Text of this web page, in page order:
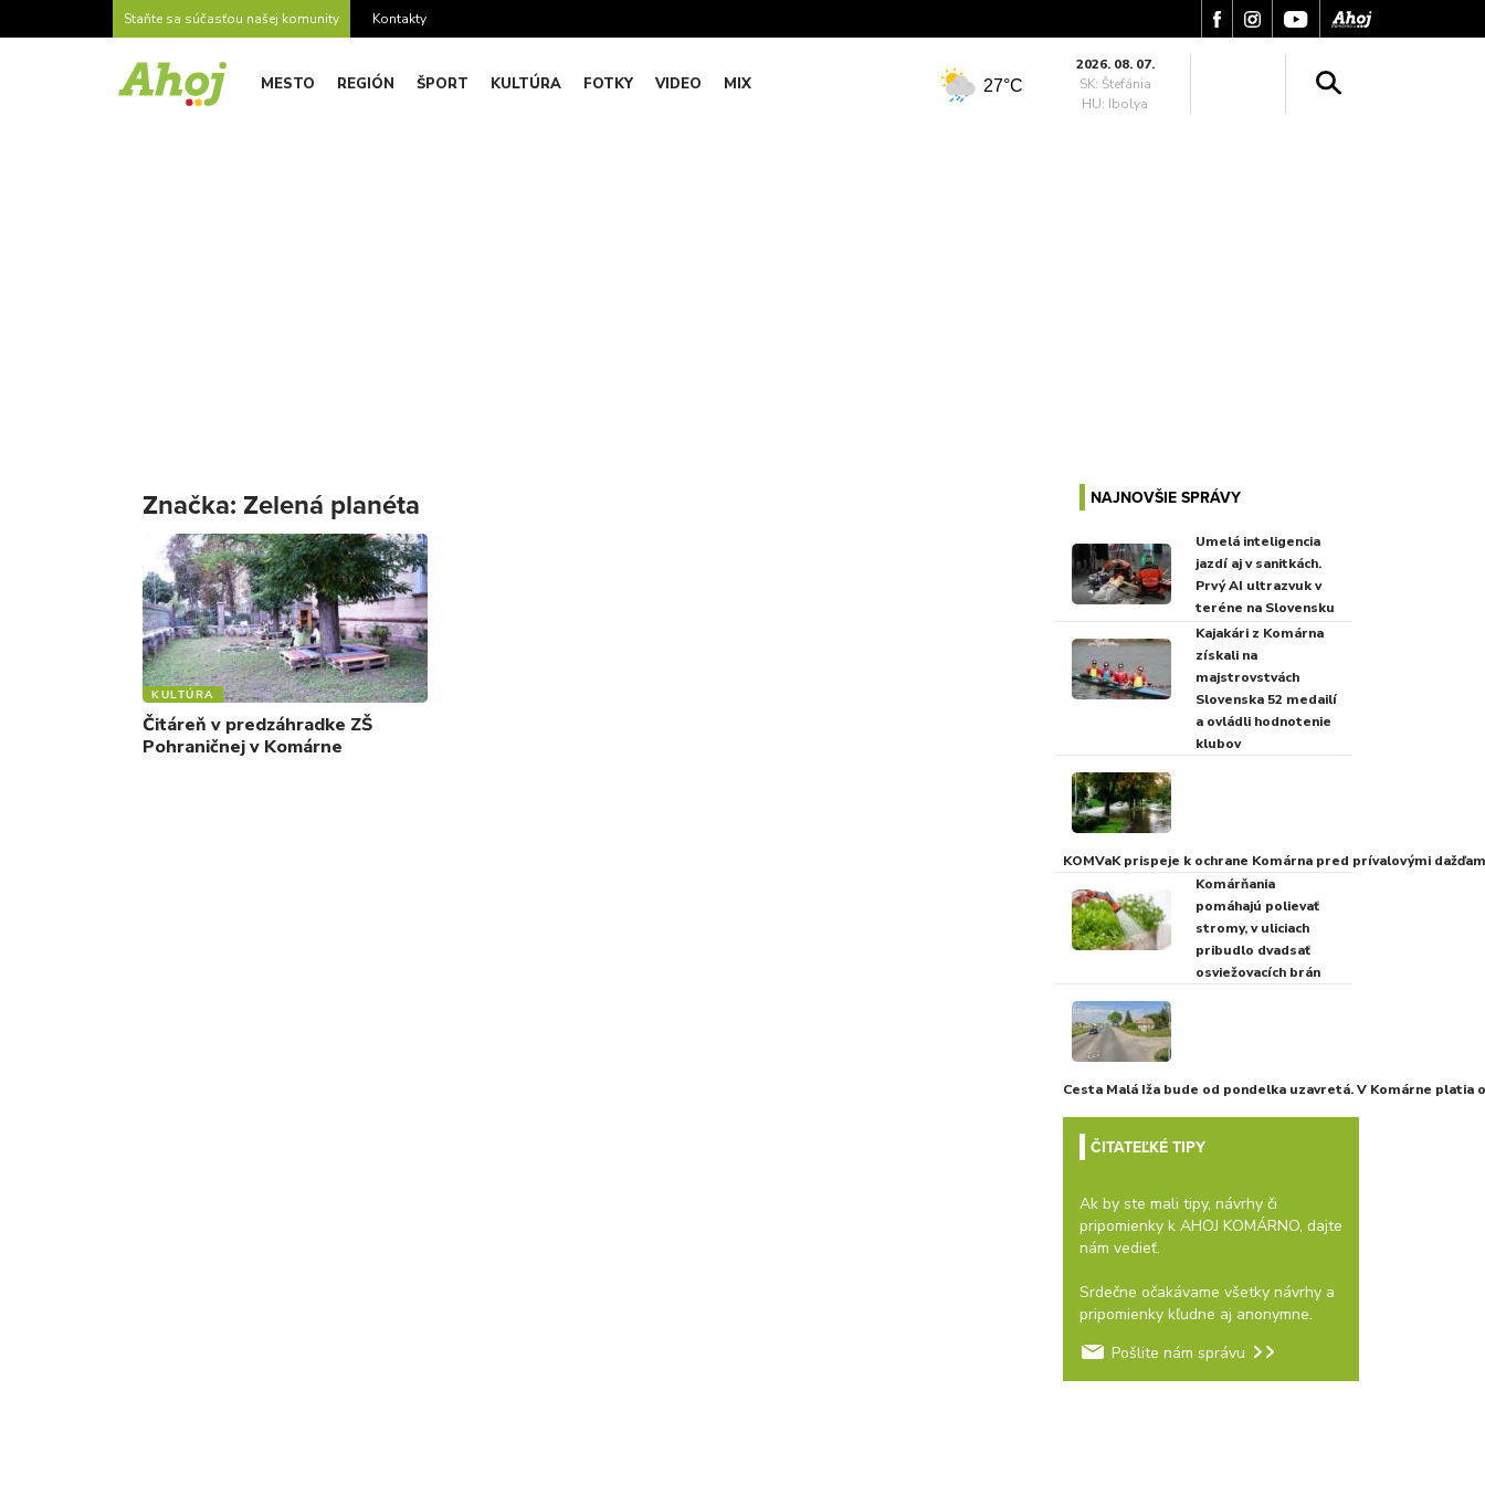
Staňte sa súčasťou našej komunity Kontakty
MESTO REGIÓN ŠPORT KULTÚRA FOTKY VIDEO MIX 27°C
2026. 08. 07.
SK: Štefánia
HU: Ibolya
Značka: Zelená planéta
KULTÚRA
Čitáreň v predzáhradke ZŠ
Pohraničnej v Komárne
NAJNOVŠIE SPRÁVY
Umelá inteligencia
jazdí aj v sanitkách.
Prvý AI ultrazvuk v
teréne na Slovensku
Kajakári z Komárna
získali na
majstrovstvách
Slovenska 52 medailí
a ovládli hodnotenie
klubov
KOMVaK prispeje k ochrane Komárna pred prívalovými
Komárňania
pomáhajú polievať
stromy, v uliciach
pribudlo dvadsať
osviežovacích brán
Cesta Malá Iža bude od pondelka uzavretá. V Komárne platia
ČITATEĽKÉ TIPY
Ak by ste mali tipy, návrhy či
pripomienky k AHOJ KOMÁRNO, dajte
nám vedieť.
Srdečne očakávame všetky návrhy a
pripomienky kľudne aj anonymne.
Pošlite nám správu